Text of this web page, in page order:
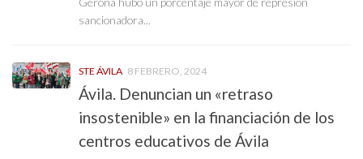
sancionadora...
STE ÁVILA 8 FEBRERO, 2024
Ávila. Denuncian un «retraso
insostenible» en la financiación de los
centros educativos de Ávila